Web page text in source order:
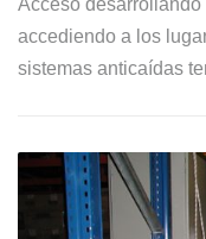
Acceso
accediendo a los
sistemas anticaídas